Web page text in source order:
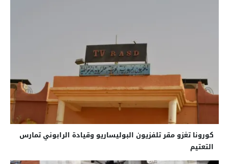
كورونا تغزو مقر تلفزيون البوليساريو وقيادة الرابوني تمارس
التعتيم